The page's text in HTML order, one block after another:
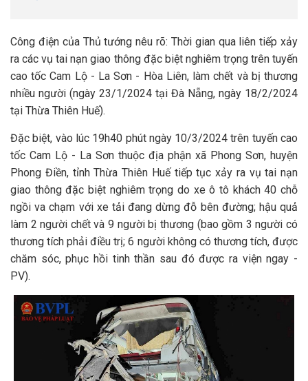
Công điện của Thủ tướng nêu rõ: Thời gian qua liên tiếp xảy
ra các vụ tai nạn giao thông đặc biệt nghiêm trọng trên tuyến
cao tốc Cam Lộ - La Sơn - Hòa Liên, làm chết và bị thương
nhiều người (ngày 23/1/2024 tại Đà Nẵng, ngày 18/2/2024
tại Thừa Thiên Huế).
Đặc biệt, vào lúc 19h40 phút ngày 10/3/2024 trên tuyến cao
tốc Cam Lộ - La Sơn thuộc địa phận xã Phong Sơn, huyện
Phong Điền, tỉnh Thừa Thiên Huế tiếp tục xảy ra vụ tai nạn
giao thông đặc biệt nghiêm trọng do xe ô tô khách 40 chỗ
ngồi va chạm với xe tải đang dừng đỗ bên đường; hậu quả
làm 2 người chết và 9 người bị thương (bao gồm 3 người có
thương tích phải điều trị; 6 người không có thương tích, được
chăm sóc, phục hồi tinh thần sau đó được ra viện ngay -
PV).